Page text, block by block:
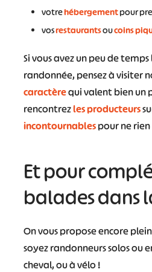
votrehébergementpour
vosrestaurantsoucoins
Si vous avez un peu de
randonnée, pensez à visiter
caractèrequi valent bien un
rencontrezles producteurs
incontournablespour ne
Et pour
balades dans
On vous propose encore
soyez randonneurs solos ou
cheval, ou à vélo !
#
#
#